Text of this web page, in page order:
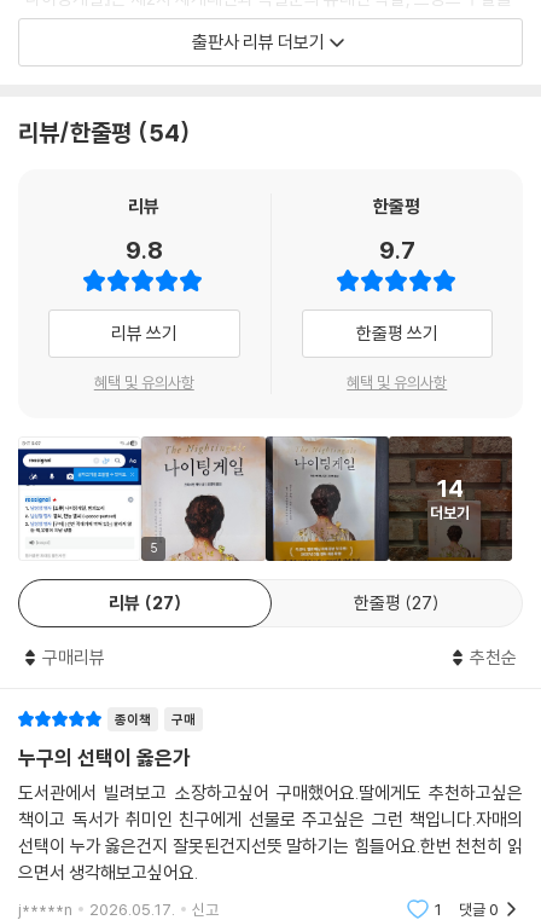
그린 역사 소설이다. 애증이 얼룩진 자매와 아버지의 관계를 그린 가족 소
설이기도 하다. 젊은 여성들이 절망과 고통을 용기와 희생으로 맞서게 되
발자국을 각자의 느낌대로 따라가면 그뿐이다. 그 길의 끝에 인간과 세상
“사랑에 빠지면 우리가 어떤 사람이 되고 싶은지 알게 되고
전쟁에 휘말리면 우리가 어떤 사람인지 알게 된다.”
* 굿리즈 올해 최고의 역사 소설 선정
전쟁의 참혹함 속에서도 꺼지지 않는 인간의 존엄
『나이팅게일』은 제2차 세계대전이라는 비극의 한가운데서, 인간이 얼마
나 잔혹해질 수 있는지 또 얼마나 강인해질 수 있는지를 그려낸 작품이다.
크리스틴 해나는 독일 나치의 프랑스 점령기를 통해 전쟁이 남긴 상처와
공포를 사실적으로 묘사하면서도, 그 속에서 희망과 생존을 향한 불굴의
의 폭격으로 인한 무차별한 피난민의 죽음과 독일군의 강압적인 수탈, 그
고 있다. 우리나라 역시 일제 강점기에 일본의 수탈과 폭력을 겪은 바 공감
할 수 있는 장면들이 곳곳에 오버랩된다. 역사 시간에 배운 독립군이나 항
일 저항운동, 그리고 위안부 할머니들의 사연 등. 또한 『안네의 일기』에 나
오는 유대인 핍박과 나치 강제 수용소 이야기 등도 익숙하게 다가온다.
가족이라는 이름으로 이어지는 사랑과 헌신
출판사 리뷰 더보기
리뷰/한줄평 54
리뷰
9.8
리뷰 쓰기
혜택 및 유의사항
한줄평
9.7
한줄평 쓰기
혜택 및 유의사항
5
14
더보기
리뷰 27 한줄평 27
구매리뷰 추천순
종이책 구매
누구의 선택이 옳은가
도서관에서 빌려보고 소장하고싶어 구매했어요.딸에게도 추천하고싶은
책이고 독서가 취미인 친구에게 선물로 주고싶은 그런 책입니다.자매의
선택이 누가 옳은건지 잘못된건지선뜻 말하기는 힘들어요.한번 천천히 읽
으면서 생각해보고싶어요.
j*****n 2026.05.17. 신고 1 댓글0